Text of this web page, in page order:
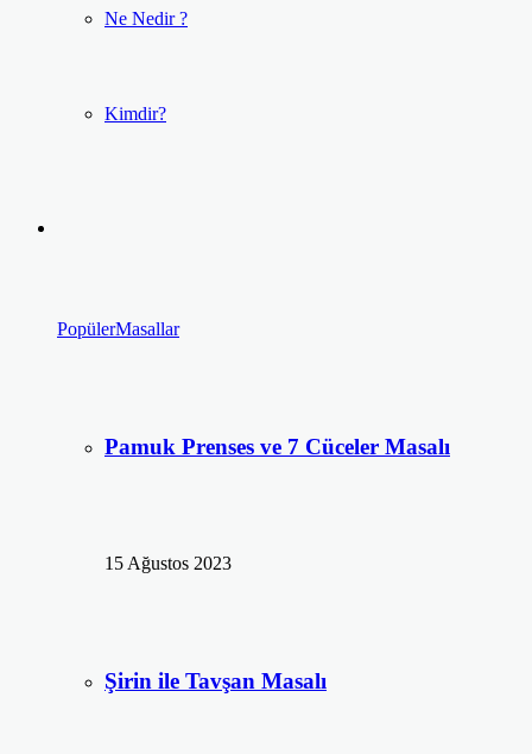
Ne Nedir ?
Kimdir?
PopülerMasallar
Pamuk Prenses ve 7 Cüceler Masalı
15 Ağustos 2023
Şirin ile Tavşan Masalı